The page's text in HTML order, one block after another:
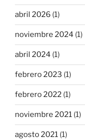
abril 2026 (1)
noviembre 2024 (1)
abril 2024 (1)
febrero 2023 (1)
febrero 2022 (1)
noviembre 2021 (1)
agosto 2021 (1)